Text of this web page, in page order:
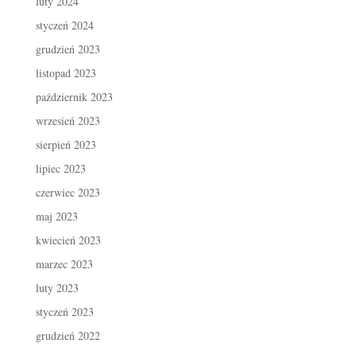
styczeń 2024
grudzień 2023
listopad 2023
październik 2023
wrzesień 2023
sierpień 2023
lipiec 2023
czerwiec 2023
maj 2023
kwiecień 2023
marzec 2023
luty 2023
styczeń 2023
grudzień 2022